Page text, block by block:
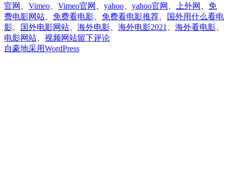
官网 、 Vimeo、 Vimeo官网 、 yahoo、 yahoo官网 、 上外网 、 免
费电影网站、 免费看电影、 免费看电影推荐、
国外用什么看电
影、 国外电影网站、 海外电影、 海外电影2021、 海外看电影、
电影网站、 视频网站于
10
留下评论
自豪地采用WordPress